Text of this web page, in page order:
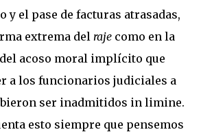
el pase de facturas atrasadas,
extrema del raje como en la
acoso moral implícito que
a los funcionarios judiciales a
ser inadmitidos in limine.
esto siempre que pensemos